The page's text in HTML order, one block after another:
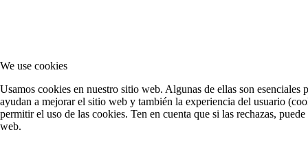
We use cookies
Usamos cookies en nuestro sitio web. Algunas de ellas son
ayudan a mejorar el sitio web y también la experiencia del usuario
permitir el uso de las cookies. Ten en cuenta que si las rechazas,
web.